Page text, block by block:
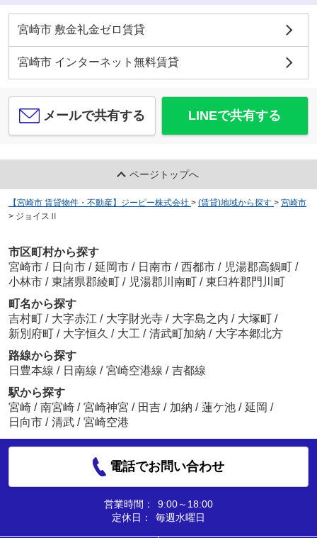
宮崎市 敷金礼金ゼロ賃貸
宮崎市 インターネット無料賃貸
メールで共有する LINEで共有する
ページトップへ
【宮崎市 賃貸物件・不動産】ジーピー株式会社 > (賃貸)地域から探す > 宮崎市
> ジョイスⅡ
市区町村から探す
宮崎市 / 日向市 / 延岡市 / 日南市 / 西都市 / 児湯郡高鍋町 /
小林市 / 東諸県郡綾町 / 児湯郡川南町 / 東臼杵郡門川町
町名から探す
吉村町 / 大字赤江 / 大字財光寺 / 大字島之内 / 大塚町 /
新別府町 / 大字恒久 / 大工 / 清武町加納 / 大字本郷北方
路線から探す
日豊本線 / 日南線 / 宮崎空港線 / 吉都線
駅から探す
宮崎 / 南宮崎 / 宮崎神宮 / 田吉 / 加納 / 蓮ケ池 / 延岡 /
日向市 / 清武 / 宮崎空港
電話でお問い合わせ
営業時間：
9:00～18:00
定休日：
毎週水曜日